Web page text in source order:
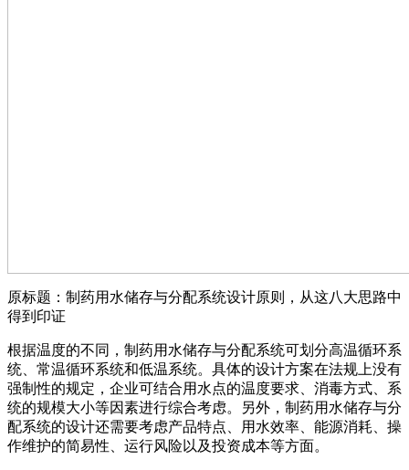
原标题：制药用水储存与分配系统设计原则，从这八大思路中
得到印证
根据温度的不同，制药用水储存与分配系统可划分高温循环系
统、常温循环系统和低温系统。具体的设计方案在法规上没有
强制性的规定，企业可结合用水点的温度要求、消毒方式、系
统的规模大小等因素进行综合考虑。另外，制药用水储存与分
配系统的设计还需要考虑产品特点、用水效率、能源消耗、操
作维护的简易性、运行风险以及投资成本等方面。